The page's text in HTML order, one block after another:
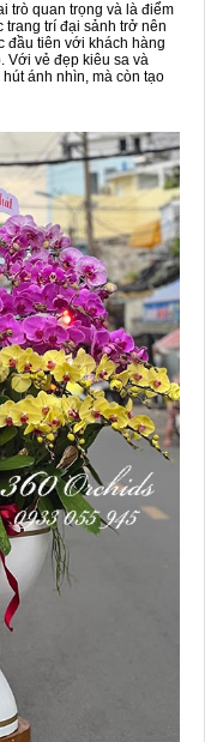
trò quan trọng và là điểm
trang trí đại sảnh trở nên
đầu tiên với khách hàng
Với vẻ đẹp kiêu sa và
ánh nhìn, mà còn tạo